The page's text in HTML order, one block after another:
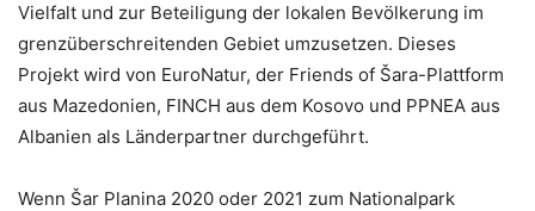
Vielfalt und zur Beteiligung der lokalen Bevölkerung im
grenzüberschreitenden Gebiet umzusetzen. Dieses
Projekt wird von EuroNatur, der Friends of Šara-Plattform
aus Mazedonien, FINCH aus dem Kosovo und PPNEA aus
Albanien als Länderpartner durchgeführt.
Wenn Šar Planina 2020 oder 2021 zum Nationalpark